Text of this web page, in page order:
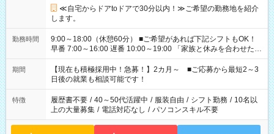
≪自宅からドアtoドアで30分以内！≫ご希望の勤務地を紹介
します。
勤務時間
9:00～18:00（休憩60分） ■ご希望があれば下記シフトもOK！
早番 7:00～16:00 遅番 10:00～19:00 「家族と休みを合わせた
い」 「余裕を持って夕飯の準備がしたい」 「できれば残業はし
たくない」 など、ご希望を教えてくださいね。 ※Wワーク希望
の方へ 今ご覧のお仕事で希望する勤務時間と、もう1つのお仕事
の勤務時間。 合計で週40時間を超える場合は応募できません。
期間
【現在も積極採用中！急募！】2カ月～ ■ご応募から最短2～3
日後の就業も相談可能です！
特徴 履歴書不要 / 40～50代活躍中 / 服装自由 / シフト勤務 / 10名以
上の大量募集 / 電話対応なし / パソコンスキル不要